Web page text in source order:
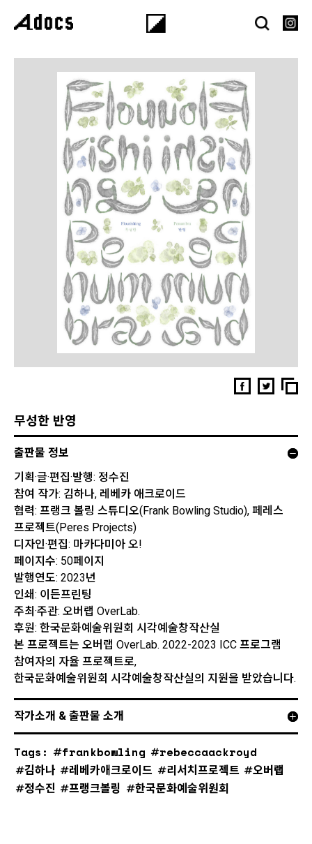
무성한 반영
출판물 정보
기획·글·편집·발행: 정수진
참여 작가: 김하나, 레베카 애크로이드
협력: 프랭크 볼링 스튜디오(Frank Bowling Studio), 페레스
프로젝트(Peres Projects)
디자인·편집: 마카다미아 오!
페이지수: 50페이지
발행연도: 2023년
인쇄: 이든프린팅
주최·주관: 오버랩 OverLab.
후원: 한국문화예술위원회 시각예술창작산실
본 프로젝트는 오버랩 OverLab. 2022-2023 ICC 프로그램
참여자의 자율 프로젝트로,
한국문화예술위원회 시각예술창작산실의 지원을 받았습니다.
작가소개 & 출판물 소개
Tags: frankbowling
rebeccaackroyd
김하나
레베카애크로이드 리서치프로젝트
오버랩
정수진
프랭크볼링 한국문화예술위원회